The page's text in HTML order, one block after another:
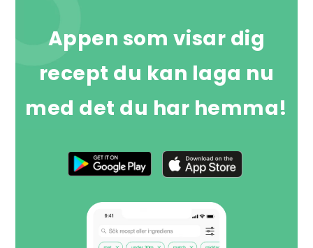
Appen som visar dig
recept du kan laga nu
med det du har hemma!